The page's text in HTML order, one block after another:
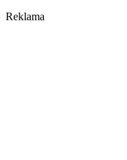
Reklama